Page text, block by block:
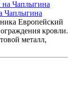
Чаплыгина
Европейский
кровли.
металл,